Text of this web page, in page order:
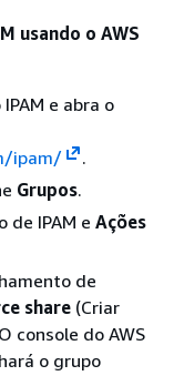
usando o AWS
e abra o
ipam/
.
Grupos.
de IPAM e Ações
de
share (Criar
console do AWS
o grupo